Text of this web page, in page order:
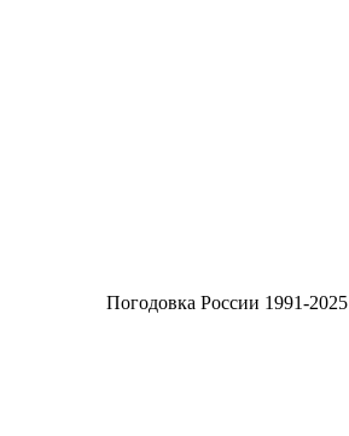
Погодовка России 1991-2025